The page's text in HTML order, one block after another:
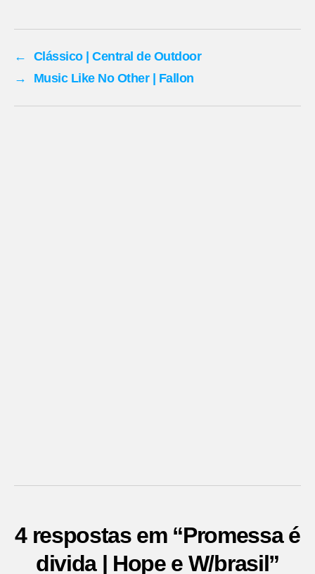
←
Clássico | Central de Outdoor
→
Music Like No Other | Fallon
4 respostas em “Promessa é
divida | Hope e W/brasil”